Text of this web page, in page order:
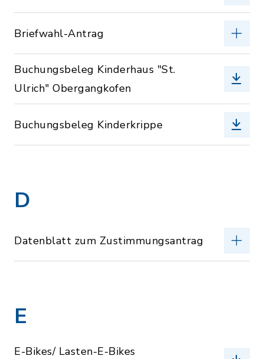
Briefwahl-Antrag
Buchungsbeleg Kinderhaus "St.
Ulrich" Obergangkofen
Buchungsbeleg Kinderkrippe
D
Datenblatt zum Zustimmungsantrag
E
E-Bikes/ Lasten-E-Bikes